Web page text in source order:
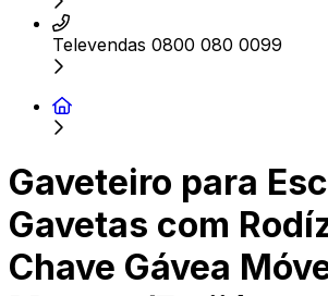
Televendas 0800 080 0099
Gaveteiro para
Gavetas com
Chave Gávea